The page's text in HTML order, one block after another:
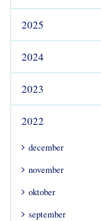
2025
2024
2023
2022
december
november
oktober
september